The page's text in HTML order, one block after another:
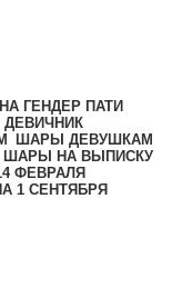
ГЕНДЕР ПАТИ
ШАРЫ ДЕВУШКАМ
ШАРЫ НА ВЫПИСКУ
ФЕВРАЛЯ
1 СЕНТЯБРЯ